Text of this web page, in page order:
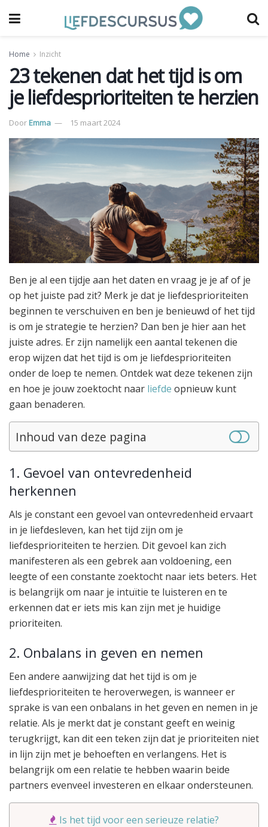
Home Inzicht
23 tekenen dat het tijd is om
je liefdesprioriteiten te herzien
DoorEmma 15 maart 2024
Ben je al een tijdje aan het daten en vraag je je af of je
op het juiste pad zit? Merk je dat je liefdesprioriteiten
beginnen te verschuiven en ben je benieuwd of het tijd
is om je strategie te herzien? Dan ben je hier aan het
juiste adres. Er zijn namelijk een aantal tekenen die
erop wijzen dat het tijd is om je liefdesprioriteiten
onder de loep te nemen. Ontdek wat deze tekenen zijn
en hoe je jouw zoektocht naar liefde opnieuw kunt
gaan benaderen.
Inhoud van deze pagina
1. Gevoel van ontevredenheid
herkennen
Als je constant een gevoel van ontevredenheid ervaart
in je liefdesleven, kan het tijd zijn om je
liefdesprioriteiten te herzien. Dit gevoel kan zich
manifesteren als een gebrek aan voldoening, een
leegte of een constante zoektocht naar iets beters. Het
is belangrijk om naar je intuïtie te luisteren en te
erkennen dat er iets mis kan zijn met je huidige
prioriteiten.
2. Onbalans in geven en nemen
Een andere aanwijzing dat het tijd is om je
liefdesprioriteiten te heroverwegen, is wanneer er
sprake is van een onbalans in het geven en nemen in je
relatie. Als je merkt dat je constant geeft en weinig
terugkrijgt, kan dit een teken zijn dat je prioriteiten niet
in lijn zijn met je behoeften en verlangens. Het is
belangrijk om een relatie te hebben waarin beide
partners evenveel investeren en elkaar ondersteunen.
Is het tijd voor een serieuze relatie?